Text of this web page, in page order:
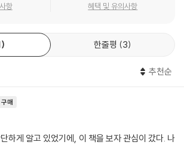
圖)
시간의학
二十八星宿)
)의 기원
낙서의 이수(理數)
의 양생학에서 매우 중요한 이론이다. ‘오운’이란,
년에서는 오운이 각각 하나의 계절을 담당한다)하
다’고 말하며, 천간(天干)으로 나타낸다. ‘육
陽)이 1년 24절기를 분담하고 풍한서습조(風寒
'천인합일'(天人合一) 사상을 바탕으로 하여 탄생
말로, 의(醫. 의술)와 역(易. 주역)이 같은 근원에
오해이다. 주역은 그 내용의 깊이와 역대 사상가
할 때, 단순히 점술서로만 취급되기에는 무리가
항 혜택 및 유의사항
한줄평 3
추천순
구매
하게 알고 있었기에, 이 책을 보자 관심이 갔다. 나